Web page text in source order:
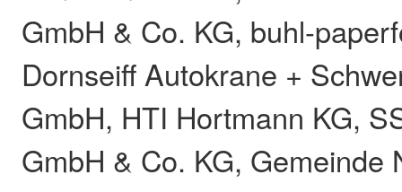
GmbH & Co. KG, buhl-
Dornseiff Autokrane +
GmbH, HTI Hortmann KG,
GmbH & Co. KG, Gemeinde